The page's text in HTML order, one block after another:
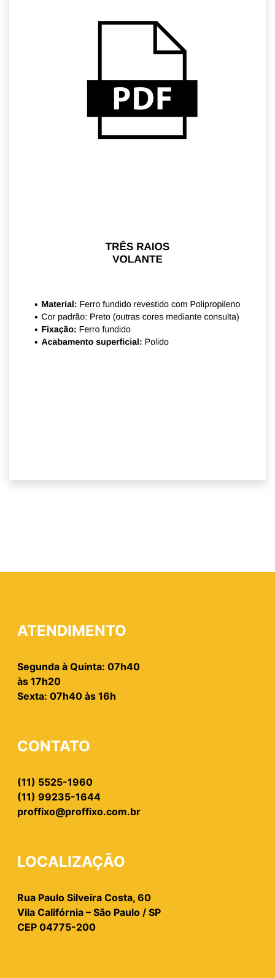
ATENDIMENTO
Segunda à Quinta: 07h40
às 17h20
Sexta: 07h40 às 16h
CONTATO
(11) 5525-1960
(11) 99235-1644
proffixo@proffixo.com.br
LOCALIZAÇÃO
Rua Paulo Silveira Costa, 60
Vila Califórnia – São Paulo / SP
CEP 04775-200